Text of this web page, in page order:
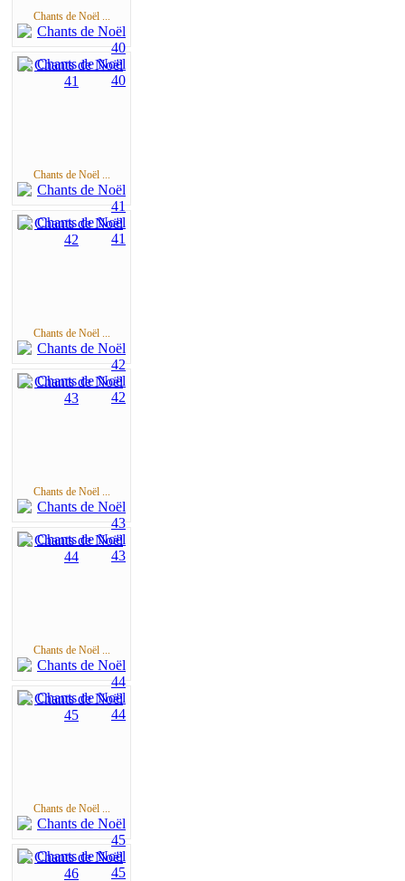
Chants de Noël ...
Chants de Noël ...
Chants de Noël ...
Chants de Noël ...
Chants de Noël ...
Chants de Noël ...